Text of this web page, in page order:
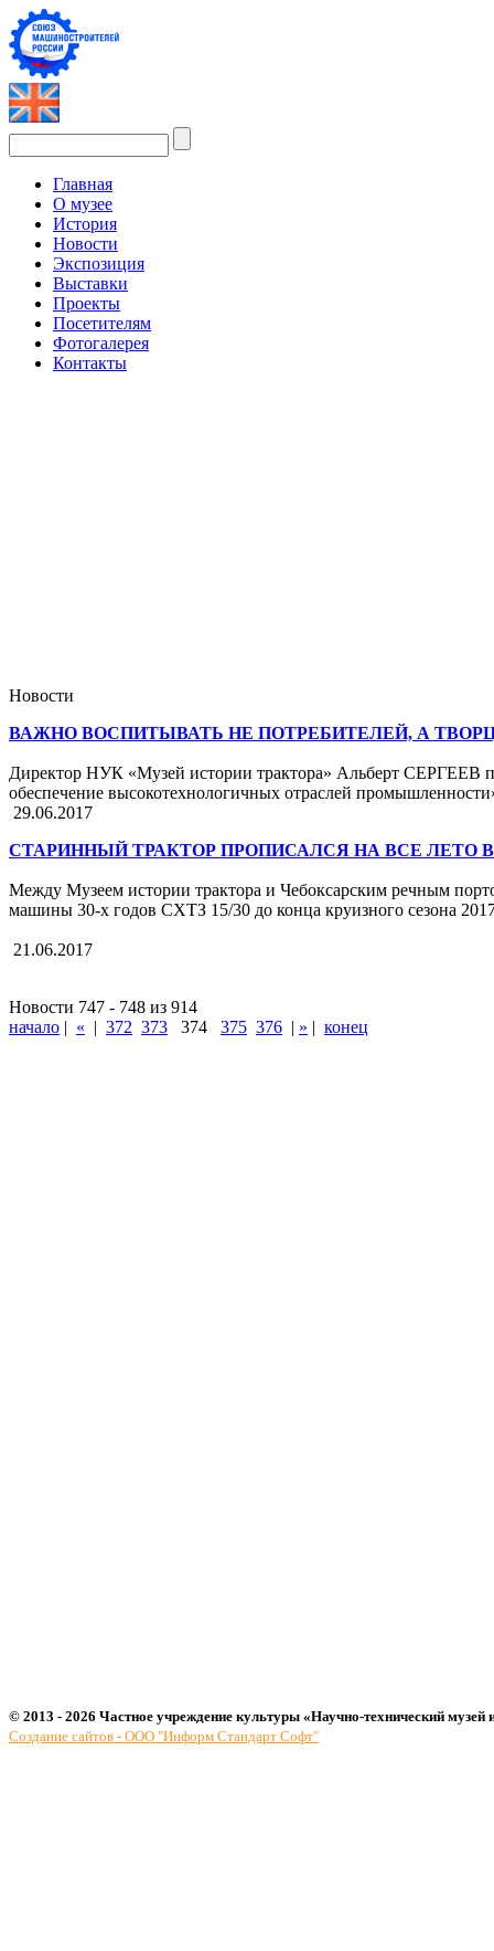
Главная
О музее
История
Новости
Экспозиция
Выставки
Проекты
Посетителям
Фотогалерея
Контакты
Новости
ВАЖНО ВОСПИТЫВАТЬ НЕ ПОТРЕБИТЕЛЕЙ, А
Директор НУК «Музей истории трактора» Альберт СЕРГЕЕВ
обеспечение высокотехнологичных отраслей
29.06.2017
СТАРИННЫЙ ТРАКТОР ПРОПИСАЛСЯ НА ВСЕ ЛЕТО
Между Музеем истории трактора и Чебоксарским речным
машины 30-х годов СХТЗ 15/30 до конца круизного сезона
21.06.2017
Новости 747 - 748 из 914
начало | « | 372 373 374 375 376 | » | конец
© 2013 - 2026 Частное учреждение культуры «Научно-технический музей
Создание сайтов - ООО "Информ Стандарт Софт"